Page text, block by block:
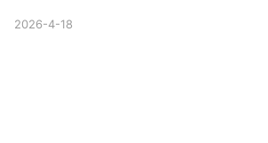
2026-4-18